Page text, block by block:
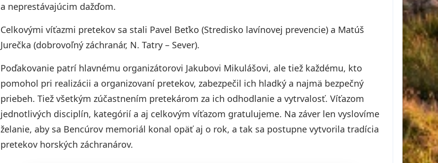
a neprestávajúcim dažďom.
Celkovými víťazmi pretekov sa stali Pavel Beťko (Stredisko lavínovej prevencie) a Matúš
Jurečka (dobrovoľný záchranár, N. Tatry – Sever).
Poďakovanie patrí hlavnému organizátorovi Jakubovi Mikulášovi, ale tiež každému, kto
pomohol pri realizácii a organizovaní pretekov, zabezpečil ich hladký a najmä bezpečný
priebeh. Tiež všetkým zúčastnením pretekárom za ich odhodlanie a vytrvalosť. Víťazom
jednotlivých disciplín, kategórií a aj celkovým víťazom gratulujeme. Na záver len vyslovíme
želanie, aby sa Bencúrov memoriál konal opäť aj o rok, a tak sa postupne vytvorila tradícia
pretekov horských záchranárov.